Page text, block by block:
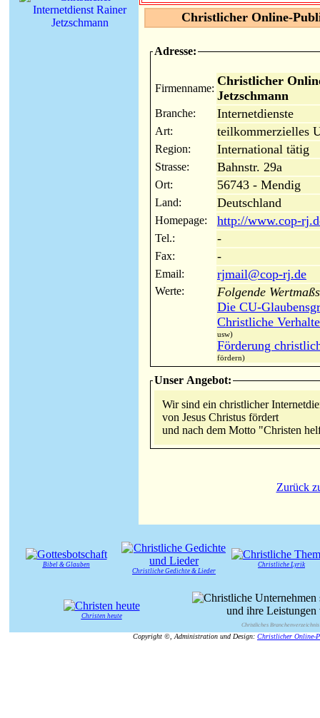
Christlicher Online-
Adresse:
Firmenname:
Christlicher
Jetzschmann
Branche: Internetdienste
Art: teilkommerzielles
Region: International tätig
Strasse: Bahnstr. 29a
Ort: 56743 - Mendig
Land: Deutschland
Homepage: http://www.cop-
Tel.: -
Fax: -
Email: rjmail@cop-rj.de
Werte:
Folgende
Die CU-
Christliche
usw)
Förderung
fördern)
Unser Angebot:
Wir sind ein christlicher
von Jesus Christus fördert
und nach dem Motto "Christen
Zurück
Bibel & Glauben
Christliche Gedichte & Lieder
Christliche Lyrik
Christen heute
Christliches Branchenverzeichnis
Copyright ©, Administration und Design: Christlicher Online-